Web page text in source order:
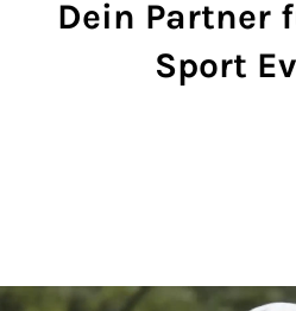
Dein Partner
Sport